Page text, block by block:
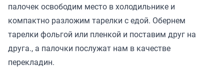
палочек освободим место в холодильнике и
компактно разложим тарелки с едой. Обернем
тарелки фольгой или пленкой и поставим друг на
друга., а палочки послужат нам в качестве
перекладин.